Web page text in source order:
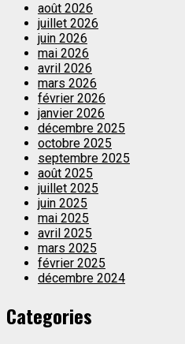
août 2026
juillet 2026
juin 2026
mai 2026
avril 2026
mars 2026
février 2026
janvier 2026
décembre 2025
octobre 2025
septembre 2025
août 2025
juillet 2025
juin 2025
mai 2025
avril 2025
mars 2025
février 2025
décembre 2024
Categories